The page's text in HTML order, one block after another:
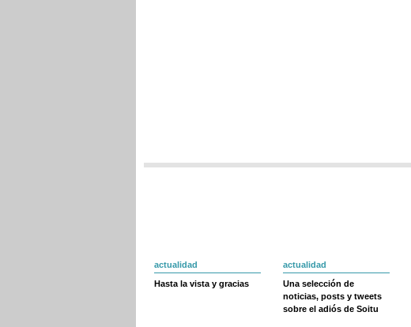
actualidad
Hasta la vista y gracias
actualidad
Una selección de
noticias, posts y tweets
sobre el adiós de Soitu